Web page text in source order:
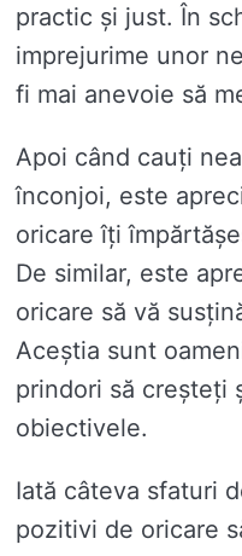
practic și just. În
imprejurime unor
fi mai anevoie să
Apoi când cauți
înconjoi, este
oricare îți
De similar, este
oricare să vă
Aceștia sunt
prindori să creșteți
obiectivele.
Iată câteva sfaturi
pozitivi de oricare